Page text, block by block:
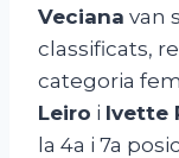
Veciana van
classificats,
categoria
Leiro i Ivette
la 4a i 7a